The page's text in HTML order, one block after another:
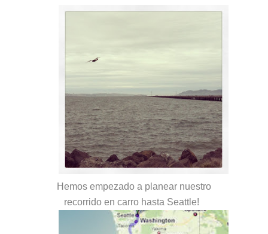
Hemos empezado a planear nuestro
recorrido en carro hasta Seattle!